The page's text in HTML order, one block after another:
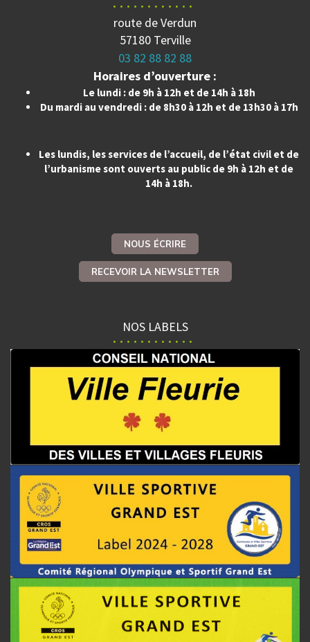
route de Verdun
57180 Terville
03 82 88 82 88
Horaires d’ouverture :
Le lundi : de 9h à 12h et de 14h à 18h
Du mardi au vendredi : de 8h30 à 12h et de 13h30 à 17h
Les lundis, les services de l’accueil, de l’état civil et de
l’urbanisme sont ouverts au public de 9h à 12h et de
14h à 18h.
NOUS ÉCRIRE
RECEVOIR LA NEWSLETTER
NOS LABELS